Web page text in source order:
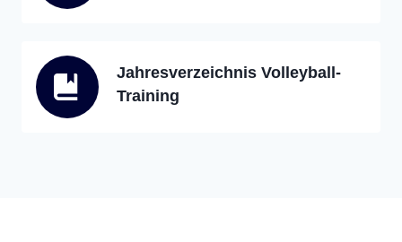
Jahresverzeichnis Volleyball-
Training